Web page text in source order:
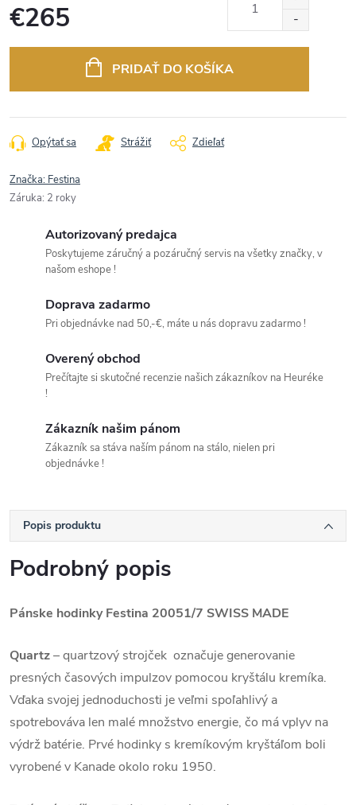
€265
PRIDAŤ DO KOŠÍKA
Opýtať sa Strážiť Zdieľať
Značka: Festina
Záruka: 2 roky
Autorizovaný predajca
Poskytujeme záručný a pozáručný servis na všetky značky, v
našom eshope !
Doprava zadarmo
Pri objednávke nad 50,-€, máte u nás dopravu zadarmo !
Overený obchod
Prečítajte si skutočné recenzie našich zákazníkov na Heuréke
!
Zákazník našim pánom
Zákazník sa stáva naším pánom na stálo, nielen pri
objednávke !
Popis produktu
Podrobný popis
Pánske hodinky Festina 20051/7 SWISS MADE
Quartz– quartzový strojček označuje generovanie
presných časových impulzov pomocou kryštálu kremíka.
Vďaka svojej jednoduchosti je veľmi spoľahlivý a
spotrebováva len malé množstvo energie, čo má vplyv na
výdrž batérie. Prvé hodinky s kremíkovým kryštáľom boli
vyrobené v Kanade okolo roku 1950.